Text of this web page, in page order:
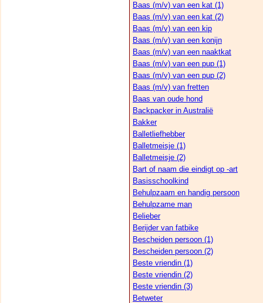
Baas (m/v) van een kat (1)
Baas (m/v) van een kat (2)
Baas (m/v) van een kip
Baas (m/v) van een konijn
Baas (m/v) van een naaktkat
Baas (m/v) van een pup (1)
Baas (m/v) van een pup (2)
Baas (m/v) van fretten
Baas van oude hond
Backpacker in Australië
Bakker
Balletliefhebber
Balletmeisje (1)
Balletmeisje (2)
Bart of naam die eindigt op -art
Basisschoolkind
Behulpzaam en handig persoon
Behulpzame man
Belieber
Berijder van fatbike
Bescheiden persoon (1)
Bescheiden persoon (2)
Beste vriendin (1)
Beste vriendin (2)
Beste vriendin (3)
Betweter